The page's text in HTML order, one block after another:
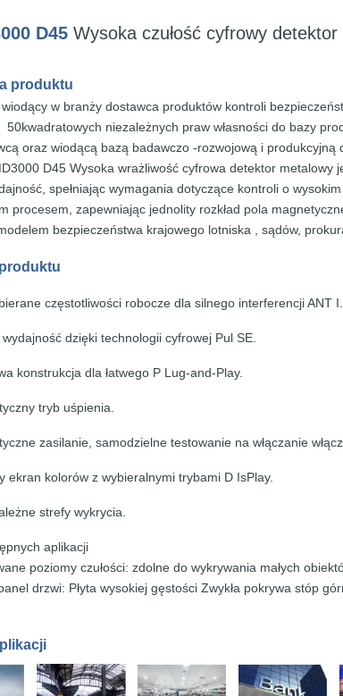
D45 Wysoka czułość cyfrowy detektor
produktu
wiodący w branży dostawca produktów kontroli
50kwadratowych niezależnych praw własności do bazy
oraz wiodącą bazą badawczo -rozwojową i produkcyjną
D45 Wysoka wrażliwość cyfrowa detektor metalowy
spełniając wymagania dotyczące kontroli o wysokim
procesem, zapewniając jednolity rozkład pola
bezpieczeństwa krajowego lotniska , sądów,
produktu
częstotliwości robocze dla silnego interferencji ANT I.
dzięki technologii cyfrowej Pul SE.
konstrukcja dla łatwego P Lug-and-Play.
tryb uśpienia.
zasilanie, samodzielne testowanie na włączanie
ekran kolorów z wybieralnymi trybami D IsPlay.
strefy wykrycia.
aplikacji
poziomy czułości: zdolne do wykrywania małych
drzwi: Płyta wysokiej gęstości Zwykła pokrywa stóp